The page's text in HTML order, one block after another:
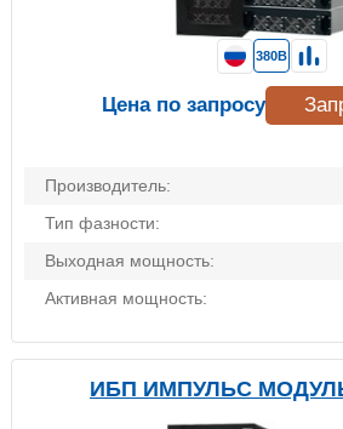
Производитель:
Тип фазности:
Выходная мощность:
Активная мощность:
380В
Цена по запросу
ИБП ИМПУЛЬС